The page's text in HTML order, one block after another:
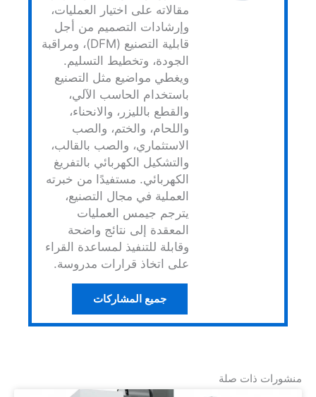
مقالاته على اختيار العمليات،
وإرشادات التصميم من أجل
قابلية التصنيع (DFM)، ومراقبة
الجودة، وتخطيط التسليم.
ويغطي مواضيع مثل التصنيع
باستخدام الحاسب الآلي،
والقطع بالليزر، والانحناء،
واللحام، والختم، والصب
الاستثماري، والصب بالقالب،
والتشكيل الكهربائي بالتفريغ
الكهربائي. مستفيدًا من خبرته
العملية في مجال التصنيع،
يترجم جيمس العمليات
المعقدة إلى نتائج واضحة
وقابلة للتنفيذ لمساعدة القراء
على اتخاذ قرارات مدروسة.
جميع المشاركات
منشورات ذات صلة